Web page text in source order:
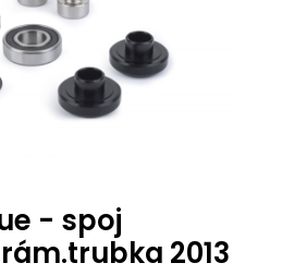
- spoj
2013